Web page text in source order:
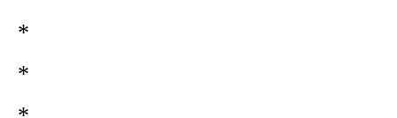
*
*